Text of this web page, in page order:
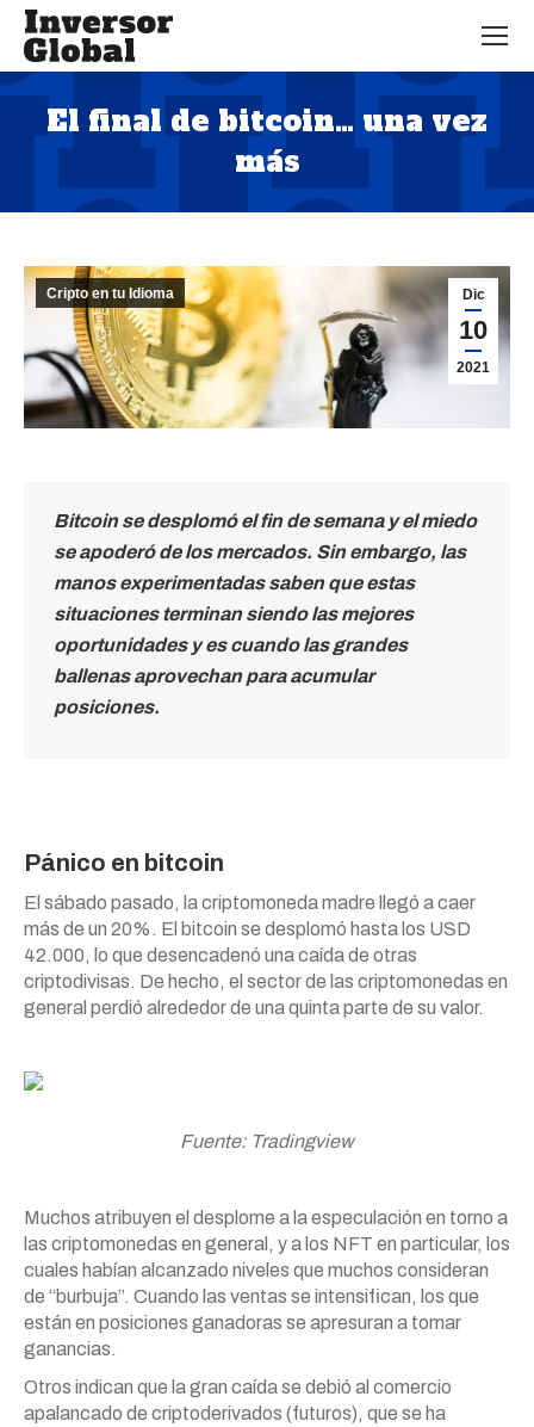
El final de bitcoin… una vez
más
Estás aquí:
Dic
10
2021
Cripto en tu Idioma
Bitcoin se desplomó el fin de semana y el miedo
se apoderó de los mercados. Sin embargo, las
manos experimentadas saben que estas
situaciones terminan siendo las mejores
oportunidades y es cuando las grandes
ballenas aprovechan para acumular
posiciones.
Pánico en bitcoin
El sábado pasado, la criptomoneda madre llegó a caer
más de un 20%. El bitcoin se desplomó hasta los USD
42.000, lo que desencadenó una caída de otras
criptodivisas. De hecho, el sector de las criptomonedas en
general perdió alrededor de una quinta parte de su valor.
Fuente: Tradingview
Muchos atribuyen el desplome a la especulación en torno a
las criptomonedas en general, y a los NFT en particular, los
cuales habían alcanzado niveles que muchos consideran
de “burbuja”. Cuando las ventas se intensifican, los que
están en posiciones ganadoras se apresuran a tomar
ganancias.
Otros indican que la gran caída se debió al comercio
apalancado de criptoderivados (futuros), que se ha